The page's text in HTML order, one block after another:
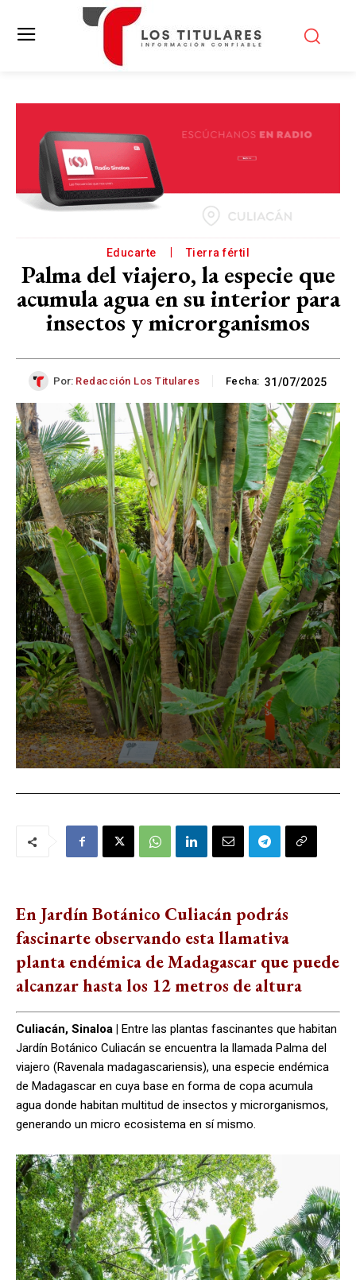
Educarte Tierra fértil
Palma del viajero, la especie que
acumula agua en su interior para
insectos y microrganismos
Por: Redacción Los Titulares Fecha: 31/07/2025
En Jardín Botánico Culiacán podrás
fascinarte observando esta llamativa
planta endémica de Madagascar que puede
alcanzar hasta los 12 metros de altura
Culiacán, Sinaloa | Entre las plantas fascinantes que habitan
Jardín Botánico Culiacán se encuentra la llamada Palma del
viajero (Ravenala madagascariensis), una especie endémica
de Madagascar en cuya base en forma de copa acumula
agua donde habitan multitud de insectos y microrganismos,
generando un micro ecosistema en sí mismo.